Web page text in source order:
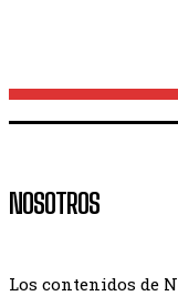
NOSOTROS
Los contenidos de